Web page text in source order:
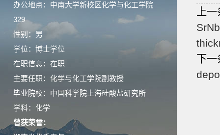
办公地点：中南大学新校区化学与化工学院
329
性别：男
学位：博士学位
在职信息：在职
主要任职：化学与化工学院副教授
毕业院校：中国科学院上海硅酸盐研究所
学科：化学
曾获荣誉：
上
下一